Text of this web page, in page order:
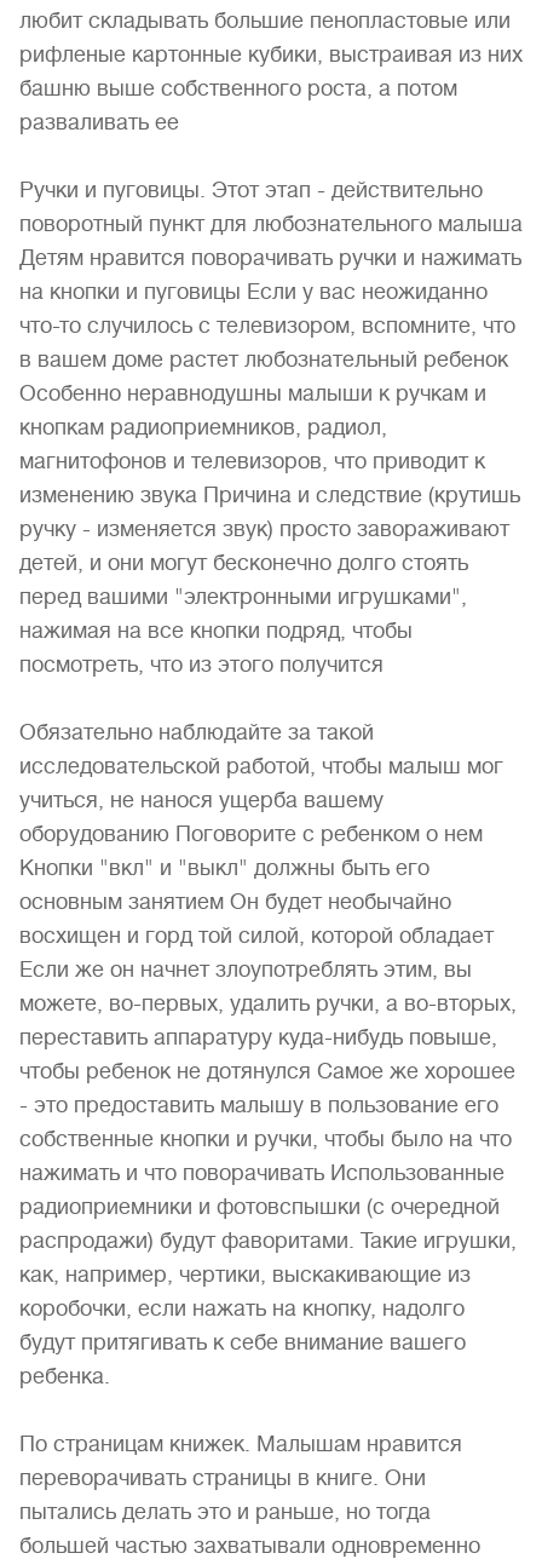
любит складывать большие пенопластовые или
рифленые картонные кубики, выстраивая из них
башню выше собственного роста, а потом
разваливать ее
Ручки и пуговицы. Этот этап - действительно
поворотный пункт для любознательного малыша
Детям нравится поворачивать ручки и нажимать
на кнопки и пуговицы Если у вас неожиданно
что-то случилось с телевизором, вспомните, что
в вашем доме растет любознательный ребенок
Особенно неравнодушны малыши к ручкам и
кнопкам радиоприемников, радиол,
магнитофонов и телевизоров, что приводит к
изменению звука Причина и следствие (крутишь
ручку - изменяется звук) просто завораживают
детей, и они могут бесконечно долго стоять
перед вашими "электронными игрушками",
нажимая на все кнопки подряд, чтобы
посмотреть, что из этого получится
Обязательно наблюдайте за такой
исследовательской работой, чтобы малыш мог
учиться, не нанося ущерба вашему
оборудованию Поговорите с ребенком о нем
Кнопки "вкл" и "выкл" должны быть его
основным занятием Он будет необычайно
восхищен и горд той силой, которой обладает
Если же он начнет злоупотреблять этим, вы
можете, во-первых, удалить ручки, а во-вторых,
переставить аппаратуру куда-нибудь повыше,
чтобы ребенок не дотянулся Самое же хорошее
- это предоставить малышу в пользование его
собственные кнопки и ручки, чтобы было на что
нажимать и что поворачивать Использованные
радиоприемники и фотовспышки (с очередной
распродажи) будут фаворитами. Такие игрушки,
как, например, чертики, выскакивающие из
коробочки, если нажать на кнопку, надолго
будут притягивать к себе внимание вашего
ребенка.
По страницам книжек. Малышам нравится
переворачивать страницы в книге. Они
пытались делать это и раньше, но тогда
большей частью захватывали одновременно